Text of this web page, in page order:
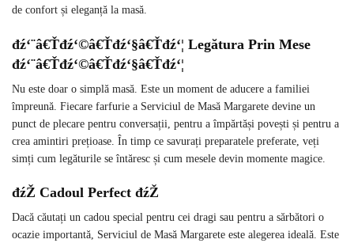
de confort și eleganță la masă.
đź‘¨â€Ťđź‘©â€Ťđź‘§â€Ťđź‘¦ Legătura Prin Mese
đź‘¨â€Ťđź‘©â€Ťđź‘§â€Ťđź‘¦
Nu este doar o simplă masă. Este un moment de aducere a familiei
împreună. Fiecare farfurie a Serviciul de Masă Margarete devine un
punct de plecare pentru conversații, pentru a împărtăși povești și pentru a
crea amintiri prețioase. În timp ce savurați preparatele preferate, veți
simți cum legăturile se întăresc și cum mesele devin momente magice.
đźŽ Cadoul Perfect đźŽ
Dacă căutați un cadou special pentru cei dragi sau pentru a sărbători o
ocazie importantă, Serviciul de Masă Margarete este alegerea ideală. Este